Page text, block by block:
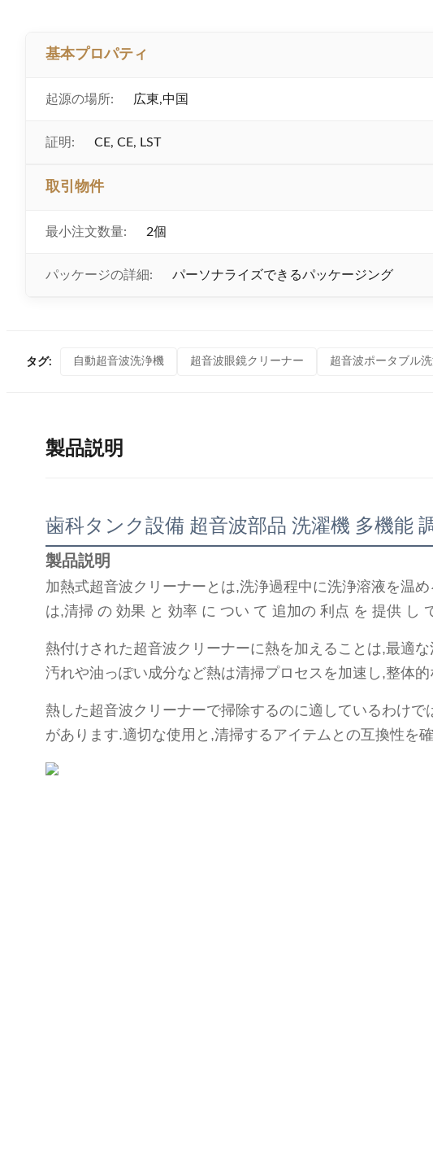
基本プロパティ
起源の場所: 広東,中国
証明: CE, CE, LST
取引物件
最小注文数量: 2個
パッケージの詳細: パーソナライズできるパッケージング
タグ: 自動超音波洗浄機 超音波眼鏡クリーナー 超音波ポータブル
製品説明
歯科タンク設備 超音波部品 洗濯機 多機能
製品説明
加熱式超音波クリーナーとは,洗浄過程中に洗浄溶液を温
は,清掃 の 効果 と 効率 に つい て 追加の 利点 を 提供 し
熱付けされた超音波クリーナーに熱を加えることは,最適
汚れや油っぽい成分など熱は清掃プロセスを加速し,整体
熱した超音波クリーナーで掃除するのに適しているわけ
があります.適切な使用と,清掃するアイテムとの互換性を